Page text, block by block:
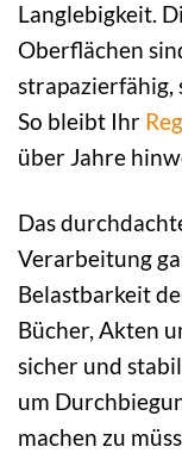
Langlebigkeit.
Oberflächen
strapazierfähig,
So bleibt Ihr
über Jahre
Das
Verarbeitung
Belastbarkeit
Bücher, Akten
sicher und
um
machen zu